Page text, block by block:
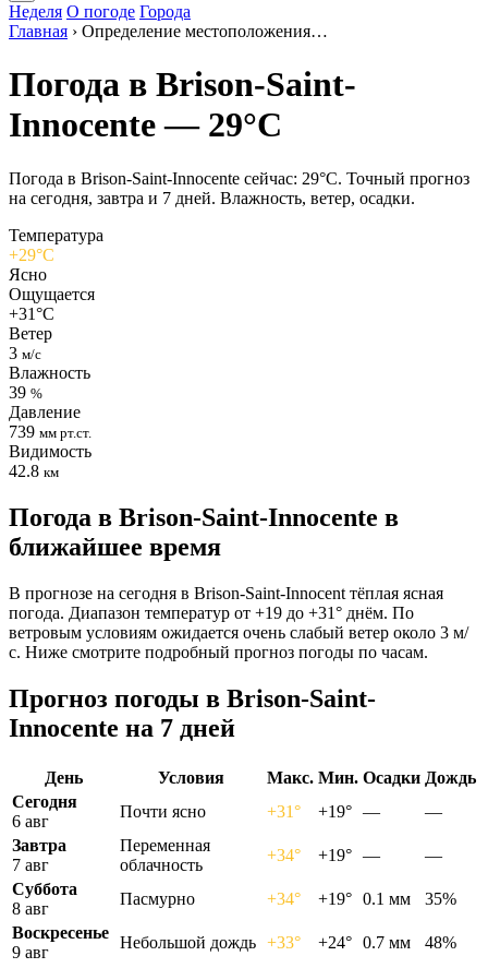
Неделя О погоде Города
Главная › Определение местоположения…
Погода в Brison-Saint-
Innocentе — 29°C
Погода в Brison-Saint-Innocentе сейчас: 29°C. Точный прогноз
на сегодня, завтра и 7 дней. Влажность, ветер, осадки.
Температура
+29°C
Ясно
Ощущается
+31°C
Ветер
3 м/с
Влажность
39 %
Давление
739 мм рт.ст.
Видимость
42.8 км
Погода в Brison-Saint-Innocentе в
ближайшее время
В прогнозе на сегодня в Brison-Saint-Innocent тёплая ясная
погода. Диапазон температур от +19 до +31° днём. По
ветровым условиям ожидается очень слабый ветер около 3 м/
с. Ниже смотрите подробный прогноз погоды по часам.
Прогноз погоды в Brison-Saint-
Innocentе на 7 дней
День Условия Макс. Мин. Осадки Дождь
Сегодня
6 авг
Почти ясно +31° +19° —
—
Завтра
7 авг
Переменная
облачность
+34° +19° —
—
Суббота
8 авг
Пасмурно +34° +19° 0.1 мм
35%
Воскресенье
9 авг
Небольшой дождь +33° +24° 0.7 мм
48%